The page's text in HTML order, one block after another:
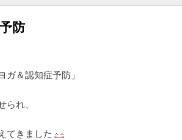
防
＆認知症予防」
れ、
てきました